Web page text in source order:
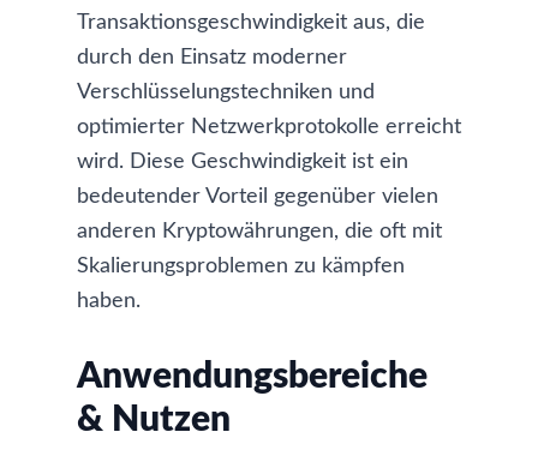
Transaktionsgeschwindigkeit aus, die
durch den Einsatz moderner
Verschlüsselungstechniken und
optimierter Netzwerkprotokolle erreicht
wird. Diese Geschwindigkeit ist ein
bedeutender Vorteil gegenüber vielen
anderen Kryptowährungen, die oft mit
Skalierungsproblemen zu kämpfen
haben.
Anwendungsbereiche
& Nutzen